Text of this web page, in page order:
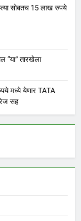
सोबतच 15 लाख रुपये
“या” तारखेला
मध्ये येणार TATA
सह